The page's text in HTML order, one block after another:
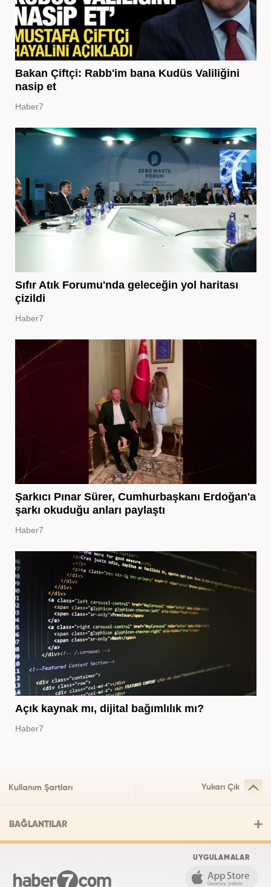
Bakan Çiftçi: Rabb'im bana Kudüs Valiliğini
nasip et
Haber7
Sıfır Atık Forumu'nda geleceğin yol haritası
çizildi
Haber7
Şarkıcı Pınar Sürer, Cumhurbaşkanı Erdoğan'a
şarkı okuduğu anları paylaştı
Haber7
Açık kaynak mı, dijital bağımlılık mı?
Haber7
Kullanım Şartları Yukarı Çık
BAĞLANTILAR
UYGULAMALAR